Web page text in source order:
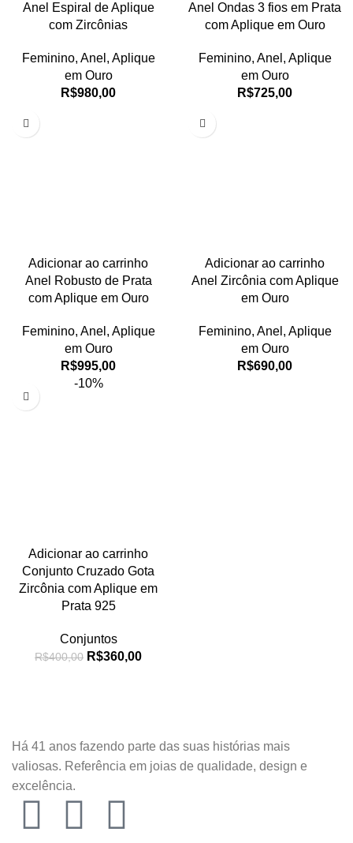
Anel Espiral de Aplique
com Zircônias
Feminino, Anel , Aplique
em Ouro
R$980,00
Anel Ondas 3 fios em Prata
com Aplique em Ouro
Feminino, Anel , Aplique
em Ouro
R$725,00
Adicionar ao carrinho
Anel Robusto de Prata
com Aplique em Ouro
Feminino, Anel , Aplique
em Ouro
R$995,00
Adicionar ao carrinho
Anel Zircônia com Aplique
em Ouro
Feminino, Anel , Aplique
em Ouro
R$690,00
-10%
Adicionar ao carrinho
Conjunto Cruzado Gota
Zircônia com Aplique em
Prata 925
Conjuntos
R$400,00 R$360,00
Há 41 anos fazendo parte das suas histórias mais
valiosas. Referência em joias de qualidade, design e
excelência.